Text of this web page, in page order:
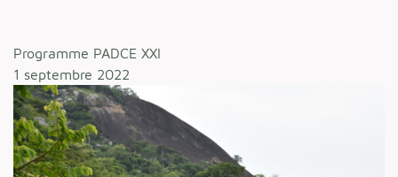
Programme PADCE XXI
1 septembre 2022